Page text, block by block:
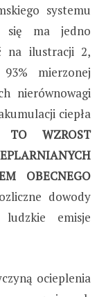
systemu
się ma jedno
na ilustracji 2,
mierzonej
nierównowagi
ciepła
TO WZROST
OBECNEGO
dowody
emisje
ocieplenia